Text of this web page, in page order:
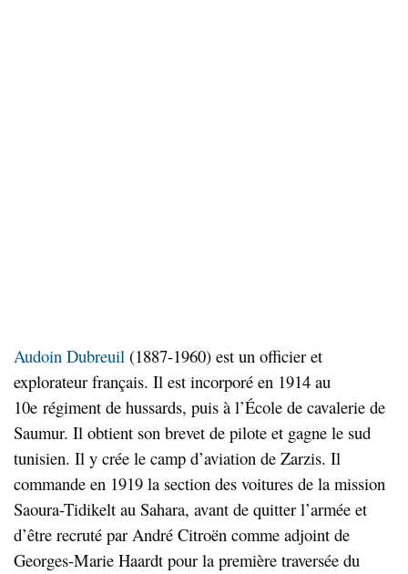
Audoin Dubreuil (1887-1960) est un officier et
explorateur français. Il est incorporé en 1914 au
10e régiment de hussards, puis à l’École de cavalerie de
Saumur. Il obtient son brevet de pilote et gagne le sud
tunisien. Il y crée le camp d’aviation de Zarzis. Il
commande en 1919 la section des voitures de la mission
Saoura-Tidikelt au Sahara, avant de quitter l’armée et
d’être recruté par André Citroën comme adjoint de
Georges-Marie Haardt pour la première traversée du